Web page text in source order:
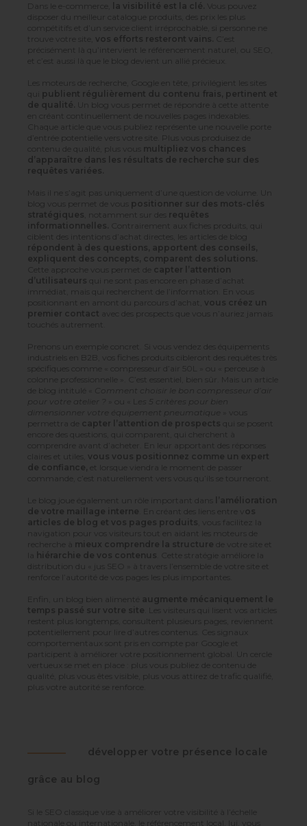
Dans le e-commerce, la visibilité est la clé.
Vous pouvez
disposer du meilleur catalogue produits, des prix les plus
compétitifs et d’un service client irréprochable, si personne ne
trouve votre site,
vos efforts resteront vains.
C’est
précisément là qu’intervient le référencement naturel, ou SEO,
et c’est aussi là que le blog devient un allié précieux.
Les moteurs de recherche, Google en tête, privilégient les sites
qui publient régulièrement du contenu frais, pertinent et
de qualité.
Un blog vous permet de répondre à cette attente
en créant continuellement de nouvelles pages indexables.
Chaque article que vous publiez représente une nouvelle porte
d’entrée potentielle vers votre site. Plus vous produisez de
contenu de qualité, plus vous multipliez vos chances
d’apparaître dans les résultats de recherche sur des
requêtes variées.
Mais il ne s’agit pas uniquement d’une question de volume. Un
blog vous permet de vous positionner sur des mots-clés
stratégiques , notamment sur des requêtes
informationnelles.
Contrairement aux fiches produits, qui
ciblent des intentions d’achat directes, les articles de blog
répondent à des questions, apportent des conseils,
expliquent des concepts, comparent des solutions.
Cette approche vous permet de
capter l’attention
d’utilisateurs qui ne sont pas encore en phase d’achat
immédiat, mais qui recherchent de l’information. En vous
positionnant en amont du parcours d’achat,
vous créez un
premier contact avec des prospects que vous n’auriez jamais
touchés autrement.
Prenons un exemple concret. Si vous vendez des équipements
industriels en B2B, vos fiches produits cibleront des requêtes très
spécifiques comme « compresseur d’air 50L » ou « perceuse à
colonne professionnelle ». C’est essentiel, bien sûr. Mais un article
de blog intitulé «
Comment choisir le bon compresseur d’air
pour votre atelier ?
es 5 critères pour bien
dimensionner votre équipement pneumatique
permettra de
capter l’attention de prospects qui se posent
encore des questions, qui comparent, qui cherchent à
comprendre avant d’acheter. En leur apportant des réponses
claires et utiles,
vous vous positionnez comme un expert
de confiance, et lorsque viendra le moment de passer
commande, c’est naturellement vers vous qu’ils se tourneront.
Le blog joue également un rôle important dans
l’amélioration
de votre maillage interne . En créant des liens entre v
os
articles de blog et vos pages produits , vous facilitez la
navigation pour vos visiteurs tout en aidant les moteurs de
recherche à mieux comprendre la structure de votre site et
la
hiérarchie de vos contenus . Cette stratégie améliore la
distribution du « jus SEO » à travers l’ensemble de votre site et
renforce l’autorité de vos pages les plus importantes.
Enfin, un blog bien alimenté
augmente mécaniquement le
temps passé sur votre site . Les visiteurs qui lisent vos articles
restent plus longtemps, consultent plusieurs pages, reviennent
potentiellement pour lire d’autres contenus. Ces signaux
comportementaux sont pris en compte par Google et
participent à améliorer votre positionnement global. Un cercle
vertueux se met en place : plus vous publiez de contenu de
qualité, plus vous êtes visible, plus vous attirez de trafic qualifié,
plus votre autorité se renforce.
développer votre présence locale
grâce au blog
Si le SEO classique vise à améliorer votre visibilité à l’échelle
nationale ou internationale, le référencement local, lui, vous